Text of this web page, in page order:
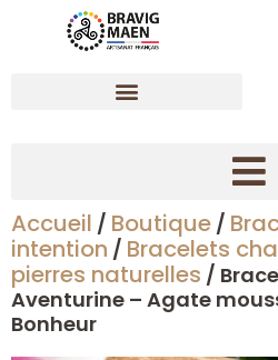
Accueil / Boutique /
intention / Bracelets
pierres naturelles /
Aventurine – Agate
Bonheur